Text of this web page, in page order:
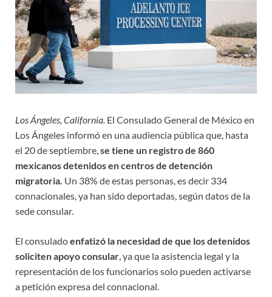
Los Ángeles, California. El Consulado General de México en
Los Ángeles informó en una audiencia pública que, hasta
el 20 de septiembre,se tiene un registro de 860
mexicanos detenidos en centros de detención
migratoria. Un 38% de estas personas, es decir 334
connacionales, ya han sido deportadas, según datos de la
sede consular.
El consuladoenfatizó la necesidad de que los detenidos
soliciten apoyo consular, ya que la asistencia legal y la
representación de los funcionarios solo pueden activarse
a petición expresa del connacional.